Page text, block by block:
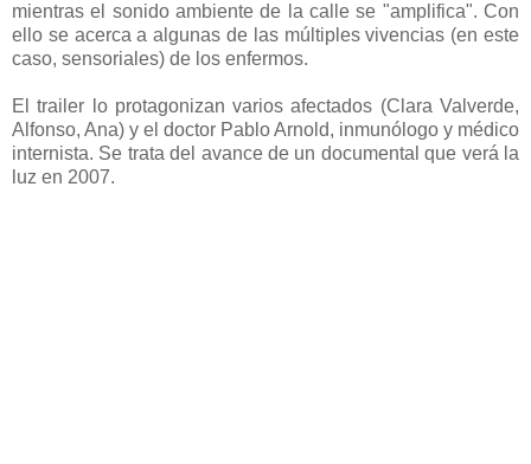
mientras el sonido ambiente de la calle se "amplifica". Con
ello se acerca a algunas de las múltiples vivencias (en este
caso, sensoriales) de los enfermos.
El trailer lo protagonizan varios afectados (Clara Valverde,
Alfonso, Ana) y el doctor Pablo Arnold, inmunólogo y médico
internista. Se trata del avance de un documental que verá la
luz en 2007.